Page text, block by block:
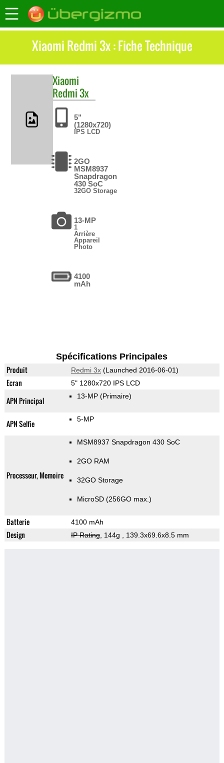
Xiaomi Redmi 3x : Fiche Technique
Xiaomi
Redmi 3x
5"
(1280x720)
IPS LCD
2GO
MSM8937
Snapdragon
430 SoC
32GO Storage
13-MP
1
Arrière
Appareil
Photo
4100
mAh
Spécifications Principales
Produit Redmi 3x(Launched 2016-06-01)
Ecran 5" 1280x720 IPS LCD
APN Principal 13-MP (Primaire)
APN Selfie 5-MP
Processeur, Memoire
MSM8937 Snapdragon 430 SoC
2GO RAM
32GO Storage
MicroSD (256GO max.)
Batterie 4100 mAh
Design IP Rating, 144g , 139.3x69.6x8.5 mm